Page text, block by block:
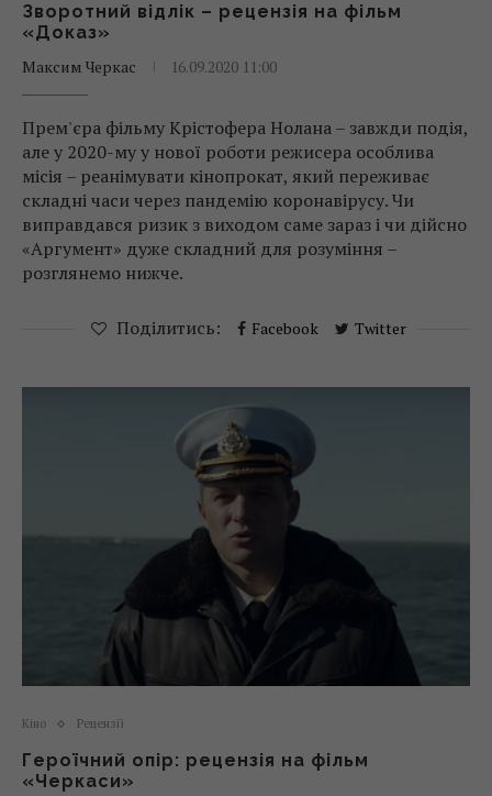
Зворотний відлік – рецензія на фільм
«Доказ»
Максим Черкас
16.09.2020 11:00
Прем'єра фільму Крістофера Нолана – завжди подія,
але у 2020-му у нової роботи режисера особлива
місія – реанімувати кінопрокат, який переживає
складні часи через пандемію коронавірусу. Чи
виправдався ризик з виходом саме зараз і чи дійсно
«Аргумент» дуже складний для розуміння –
розглянемо нижче.
Поділитись: Facebook Twitter
Кіно Рецензії
Героїчний опір: рецензія на фільм
«Черкаси»